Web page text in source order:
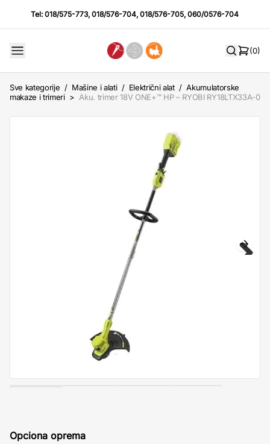
Tel:018/575-773,018/576-704,018/576-705,060/0576-704
(0)
Sve kategorije / Mašine i alati / Električni alat / Akumulatorske
makaze i trimeri > Aku. trimer 18V ONE+™ HP – RYOBI RY18LTX33A-0
Opciona oprema